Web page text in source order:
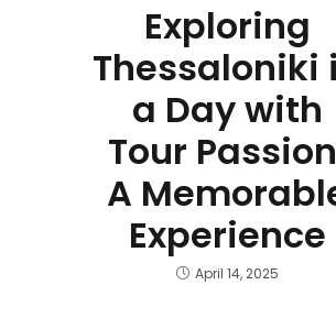
Exploring
Thessaloniki
a Day with
Tour
A
Experience
April 14, 2025